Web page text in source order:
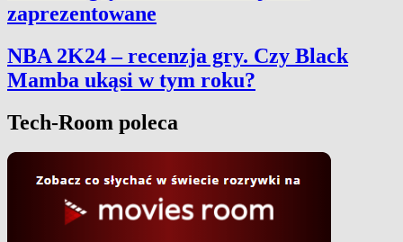
zaprezentowane
NBA 2K24 – recenzja gry. Czy Black
Mamba ukąsi w tym roku?
Tech-Room poleca